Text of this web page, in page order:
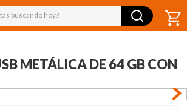
buscando hoy?
METÁLICA DE 64 GB CON